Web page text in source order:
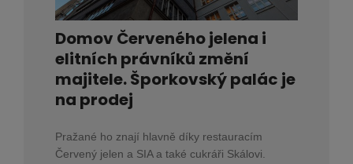
Domov Červeného jelena i
elitních právníků změní
majitele. Šporkovský palác je
na prodej
Pražané ho znají hlavně díky restauracím
Červený jelen a SIA a také cukráři Skálovi.